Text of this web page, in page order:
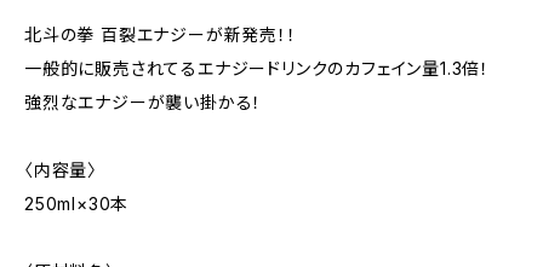
北斗の拳 百裂エナジーが新発売！！
一般的に販売されてるエナジードリンクのカフェイン量1.3倍！
強烈なエナジーが襲い掛かる！
〈内容量〉
250ml×30本